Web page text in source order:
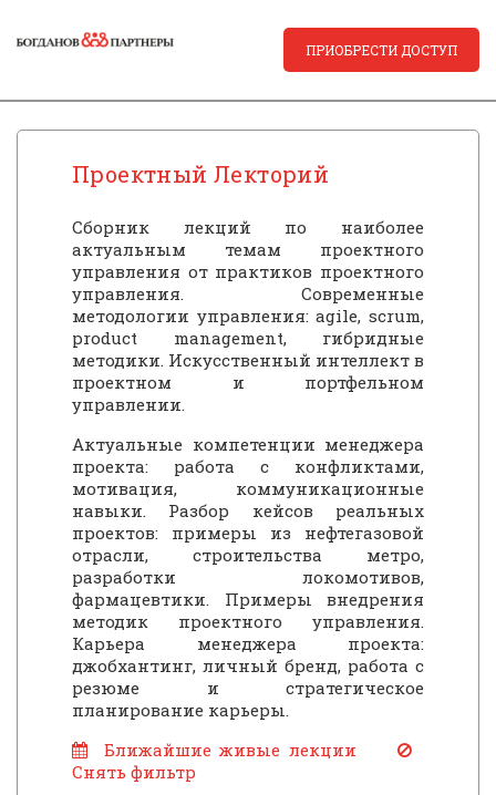
ПРИОБРЕСТИ ДОСТУП
Проектный Лекторий
Сборник лекций по наиболее
актуальным темам проектного
управления от практиков проектного
управления. Современные
методологии управления: agile, scrum,
product management, гибридные
методики. Искусственный интеллект в
проектном и портфельном
управлении.
Актуальные компетенции менеджера
проекта: работа с конфликтами,
мотивация, коммуникационные
навыки. Разбор кейсов реальных
проектов: примеры из нефтегазовой
отрасли, строительства метро,
разработки локомотивов,
фармацевтики. Примеры внедрения
методик проектного управления.
Карьера менеджера проекта:
джобхантинг, личный бренд, работа с
резюме и стратегическое
планирование карьеры.
Ближайшие живые лекции
Снять фильтр